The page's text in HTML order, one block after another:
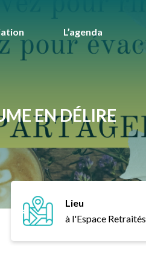
L’agenda
EN DÉLIRE
Lieu
à l'Espace Retraités